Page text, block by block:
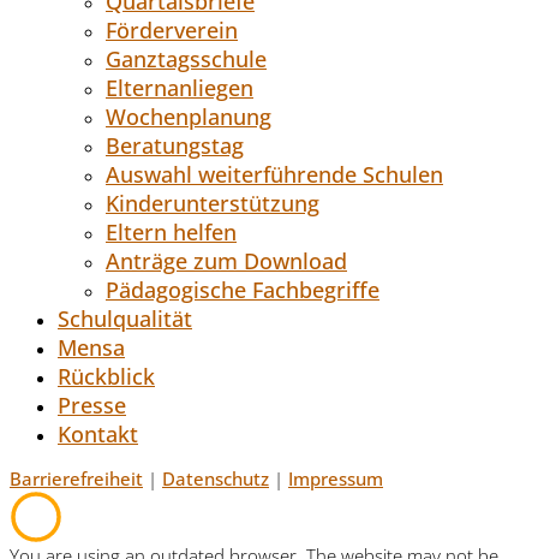
Förderverein
Ganztagsschule
Elternanliegen
Wochenplanung
Beratungstag
Auswahl weiterführende Schulen
Kinderunterstützung
Eltern helfen
Anträge zum Download
Pädagogische Fachbegriffe
Schulqualität
Mensa
Rückblick
Presse
Kontakt
Barrierefreiheit | Datenschutz | Impressum